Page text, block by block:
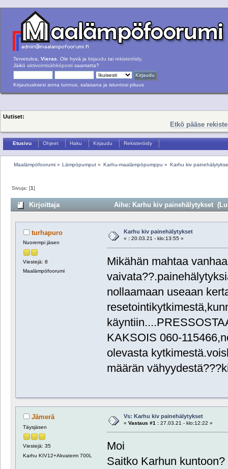
Tervetuloa, Vieras . Ole hyvä ja kirjaudu tai rekisteröidy.
Jäikö aktivointisähköposti saamatta?
Kirjautuaksesi anna tunnus, salasana ja istuntosi pituus
Uutiset:
Etkö pääse
Etusivu Ohjeet Haku Kirjaudu Rekisteröidy
Maalämpöfoorumi» Lämpöpumput » Karhu-maalämpöpumppu » Karhu kiv
Sivuja: [1]
Kirjoittaja Aihe: Karhu kiv painehälytykset
turhapuro
Nuorempi jäsen
Viestejä: 8
Maalämpöfoorumi
Karhu kiv painehälytykset
« :20.03.21 - klo:13:55 »
Mikähän mahtaa
nollaamaan useaan
KAKSOIS 060-
olevasta
määrän
Jämerä
Täysjäsen
Viestejä: 35
Karhu KIV12+Akvaterm 700L
Vs: Karhu kiv painehälytykset
« Vastaus #1 :27.03.21 - klo:12:22 »
Moi
Saitko Karhun kuntoon?